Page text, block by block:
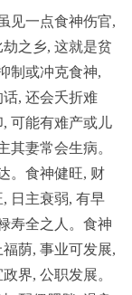
见一点食神伤官,
之乡, 这就是贫
制或冲克食神,
, 还会夭折难
可能有难产或儿
其妻常会生病。
。食神健旺, 财
日主衰弱, 有早
寿全之人。食神
荫, 事业可发展,
界, 公职发展。